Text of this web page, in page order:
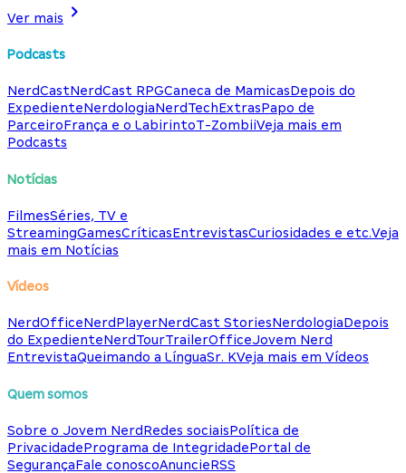
Ver mais
Podcasts
NerdCastNerdCast RPGCaneca de MamicasDepois do
ExpedienteNerdologiaNerdTechExtrasPapo de
ParceiroFrança e o LabirintoT-ZombiiVeja mais em
Podcasts
Notícias
FilmesSéries, TV e
StreamingGamesCríticasEntrevistasCuriosidades e etc.Veja
mais em Notícias
Vídeos
NerdOfficeNerdPlayerNerdCast StoriesNerdologiaDepois
do ExpedienteNerdTourTrailerOfficeJovem Nerd
EntrevistaQueimando a LínguaSr. KVeja mais em Vídeos
Quem somos
Sobre o Jovem NerdRedes sociaisPolítica de
PrivacidadePrograma de IntegridadePortal de
SegurançaFale conoscoAnuncieRSS